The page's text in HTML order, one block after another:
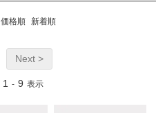
価格順 新着順
Next >
1 - 9 表示